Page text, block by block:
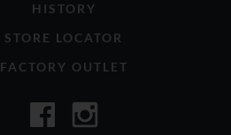
HISTORY
STORE LOCATOR
FACTORY OUTLET